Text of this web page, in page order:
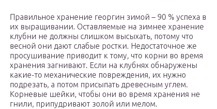
Правильное хранение георгин зимой – 90 % успеха в
их выращивании. Оставляемые на зимнее хранение
клубни не должны слишком высыхать, потому что
весной они дают слабые ростки. Недостаточное же
просушивание приводит к тому, что корни во время
хранения загнивают. Если на клубнях обнаружены
какие-то механические повреждения, их нужно
подрезать, а потом присыпать древесным углем.
Корневые шейки, чтобы они во время хранения не
гнили, припудривают золой или мелом.